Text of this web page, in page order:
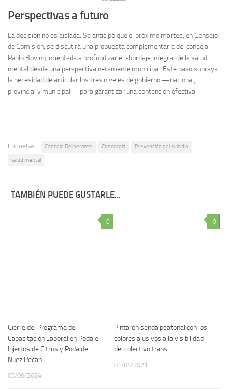
Perspectivas a futuro
La decisión no es aislada. Se anticipó que el próximo martes, en Consejo
de Comisión, se discutirá una propuesta complementaria del concejal
Pablo Bovino, orientada a profundizar el abordaje integral de la salud
mental desde una perspectiva netamente municipal. Este paso subraya
la necesidad de articular los tres niveles de gobierno —nacional,
provincial y municipal— para garantizar una contención efectiva.
Etiquetas: Concejo Deliberante Concordia Prevención del suicidio
salud mental
TAMBIÉN PUEDE GUSTARLE...
0
Cierre del Programa de
Capacitación Laboral en Poda e
Injertos de Citrus y Poda de
Nuez Pecán
05/09/2024
0
Pintaron senda peatonal con los
colores alusivos a la visibilidad
del colectivo trans
01/04/2021